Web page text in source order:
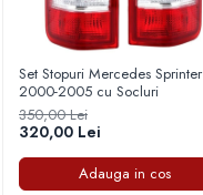
Set Stopuri Mercedes Sprinter
2000-2005 cu Socluri
350,00 Lei
320,00 Lei
Adauga in cos